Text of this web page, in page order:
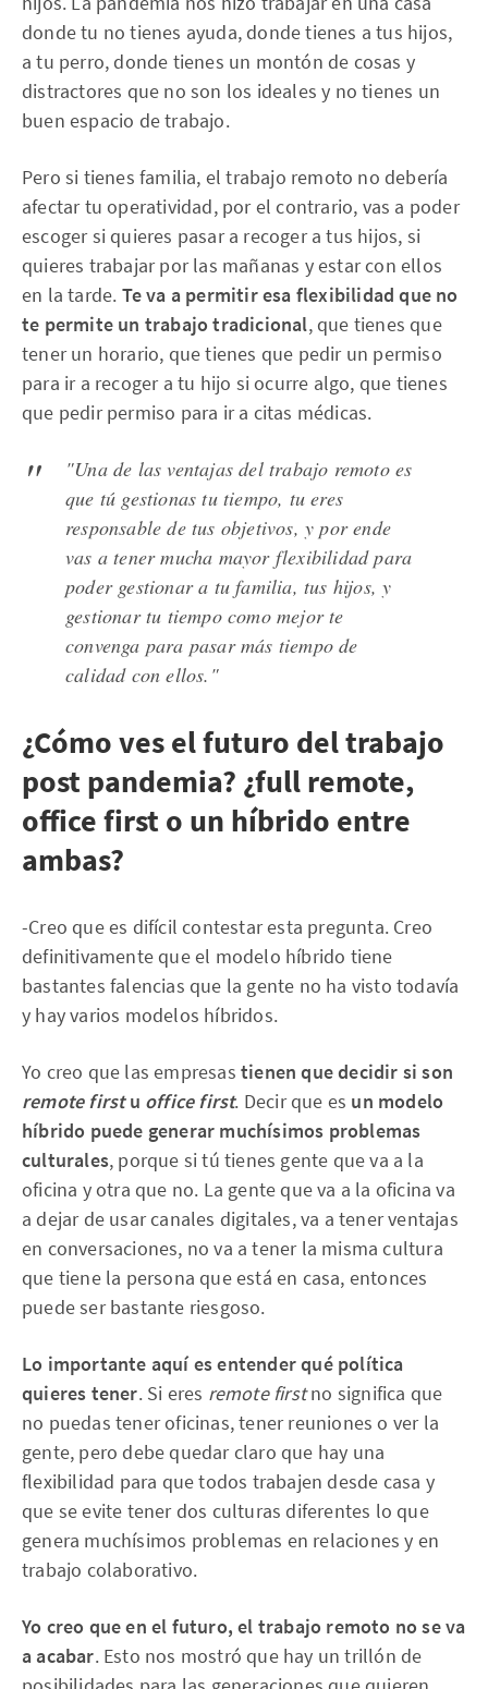
donde tu no tienes ayuda, donde tienes a tus hijos,
a tu perro, donde tienes un montón de cosas y
distractores que no son los ideales y no tienes un
buen espacio de trabajo.
Pero si tienes familia, el trabajo remoto no debería
afectar tu operatividad, por el contrario, vas a poder
escoger si quieres pasar a recoger a tus hijos, si
quieres trabajar por las mañanas y estar con ellos
en la tarde. Te va a permitir esa flexibilidad que no
te permite un trabajo tradicional, que tienes que
tener un horario, que tienes que pedir un permiso
para ir a recoger a tu hijo si ocurre algo, que tienes
que pedir permiso para ir a citas médicas.
"Una de las ventajas del trabajo remoto es
que tú gestionas tu tiempo, tu eres
responsable de tus objetivos, y por ende
vas a tener mucha mayor flexibilidad para
poder gestionar a tu familia, tus hijos, y
gestionar tu tiempo como mejor te
convenga para pasar más tiempo de
calidad con ellos."
¿Cómo ves el futuro del trabajo
post pandemia? ¿full remote,
office first o un híbrido entre
ambas?
-Creo que es difícil contestar esta pregunta. Creo
definitivamente que el modelo híbrido tiene
bastantes falencias que la gente no ha visto todavía
y hay varios modelos híbridos.
Yo creo que las empresas tienen que decidir si son
remote firstu office first. Decir que es un modelo
híbrido puede generar muchísimos problemas
culturales, porque si tú tienes gente que va a la
oficina y otra que no. La gente que va a la oficina va
a dejar de usar canales digitales, va a tener ventajas
en conversaciones, no va a tener la misma cultura
que tiene la persona que está en casa, entonces
puede ser bastante riesgoso.
Lo importante aquí es entender qué política
quieres tener. Si eres remote firstno significa que
no puedas tener oficinas, tener reuniones o ver la
gente, pero debe quedar claro que hay una
flexibilidad para que todos trabajen desde casa y
que se evite tener dos culturas diferentes lo que
genera muchísimos problemas en relaciones y en
trabajo colaborativo.
Yo creo que en el futuro, el trabajo remoto no se va
a acabar. Esto nos mostró que hay un trillón de